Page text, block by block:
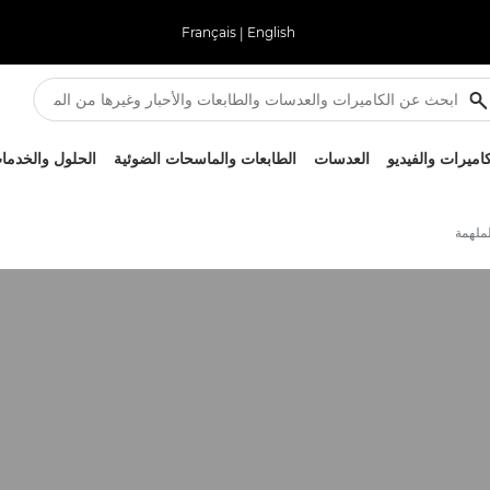
English
|
Français
والفيديو العدسات الطابعات والماسحات الضوئية الحلول